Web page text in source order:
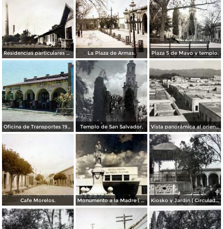
Residencias particulares de la fabrica. La Plaza de Armas. Plaza 5 de Mayo y templo.
Oficina de Transportes 1965. Templo de San Salvador. Vista panorámica al oriente de Matehuala
Cafe Morelos. Monumento a la Madre ( Circulada el 28 de Agosto de 1956 ). Kiosko y Jardin ( Circulada el 8 de Octubre de 1955 ).